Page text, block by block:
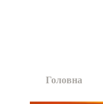
Головна